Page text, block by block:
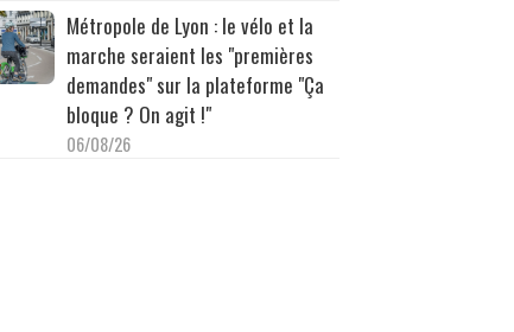
Métropole de Lyon : le vélo et la
marche seraient les "premières
demandes" sur la plateforme "Ça
bloque ? On agit !"
06/08/26